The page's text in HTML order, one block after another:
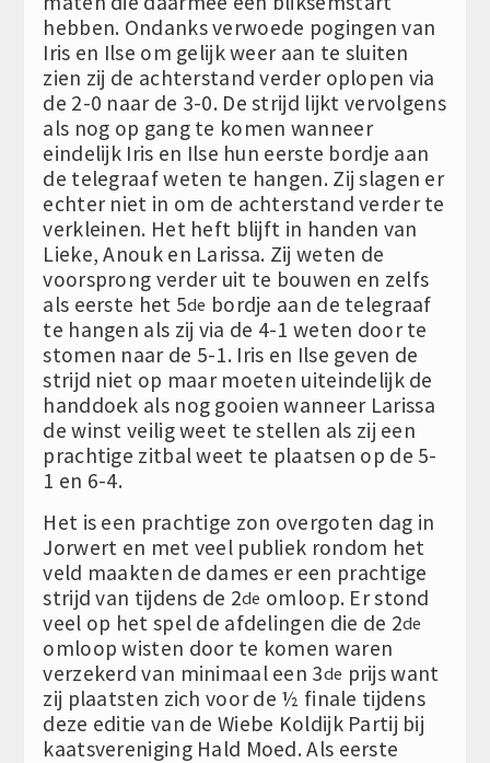
hebben. Ondanks verwoede pogingen van
Iris en Ilse om gelijk weer aan te sluiten
zien zij de achterstand verder oplopen via
de 2-0 naar de 3-0. De strijd lijkt vervolgens
als nog op gang te komen wanneer
eindelijk Iris en Ilse hun eerste bordje aan
de telegraaf weten te hangen. Zij slagen er
echter niet in om de achterstand verder te
verkleinen. Het heft blijft in handen van
Lieke, Anouk en Larissa. Zij weten de
voorsprong verder uit te bouwen en zelfs
als eerste het 5de bordje aan de telegraaf
te hangen als zij via de 4-1 weten door te
stomen naar de 5-1. Iris en Ilse geven de
strijd niet op maar moeten uiteindelijk de
handdoek als nog gooien wanneer Larissa
de winst veilig weet te stellen als zij een
prachtige zitbal weet te plaatsen op de 5-
1 en 6-4.
Het is een prachtige zon overgoten dag in
Jorwert en met veel publiek rondom het
veld maakten de dames er een prachtige
strijd van tijdens de 2de omloop. Er stond
veel op het spel de afdelingen die de 2de
omloop wisten door te komen waren
verzekerd van minimaal een 3de prijs want
zij plaatsten zich voor de ½ finale tijdens
deze editie van de Wiebe Koldijk Partij bij
kaatsvereniging Hald Moed. Als eerste